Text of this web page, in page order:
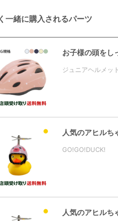
一緒に購入されるパーツ
お子様の頭をし
ジュニアヘルメッ
人気のアヒルち
GO!GO!DUCK!
人気のアヒルち